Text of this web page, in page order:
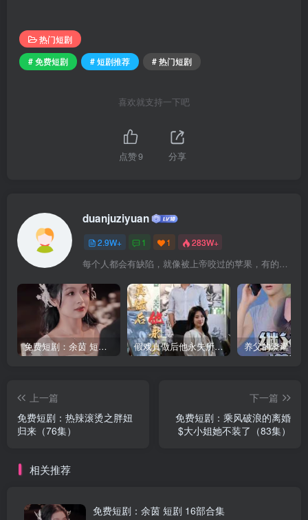
热门短剧
# 免费短剧
# 短剧推荐 # 热门短剧
喜欢就支持一下吧
点赞9 分享
duanjuziyuan
2.9W+ 1 1 283W+
每个人都会有缺陷，就像被上帝咬过的苹果，有的人缺陷比较大，正是因为上帝特别喜欢他的芬芳
免费短剧：余茵 短剧 16部合集 假戏真做后他永失所爱（60集）程澄＆杨珞仟
上一篇
免费短剧：热辣滚烫之胖妞
归来（76集）
下一篇
免费短剧：乘风破浪的离婚
$大小姐她不装了（83集）
相关推荐
免费短剧：余茵 短剧 16部合集